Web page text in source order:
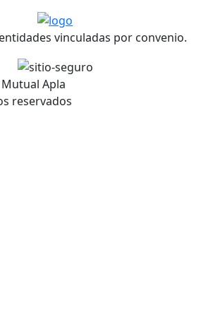
vinculadas por convenio.
Mutual Apla
reservados